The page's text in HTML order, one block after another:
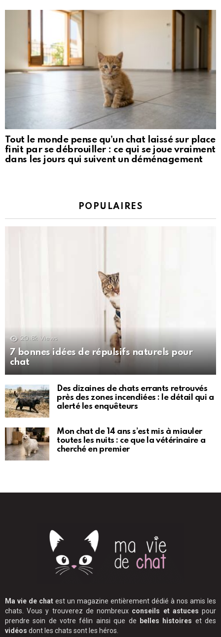
Tout le monde pense qu’un chat laissé sur place
finit par se débrouiller : ce qui se joue vraiment
dans les jours qui suivent un déménagement
POPULAIRES
20.8k Views
7 bonnes idées de répulsifs naturels pour
chat
Des dizaines de chats errants retrouvés
près des zones incendiées : le détail qui a
alerté les enquêteurs
Mon chat de 14 ans s’est mis à miauler
toutes les nuits : ce que la vétérinaire a
cherché en premier
Ma vie de chat est un magazine entièrement dédié à nos amis les
chats. Vous y trouverez de nombreux conseils et astuces pour
prendre soin de votre félin ainsi que de belles histoires et des
vidéos dont les chats sont les héros.